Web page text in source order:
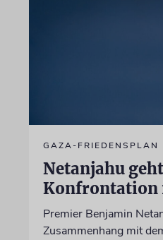
GAZA-FRIEDENSPLAN
Netanjahu
Konfrontation
Premier Benjamin
Zusammenhang mit